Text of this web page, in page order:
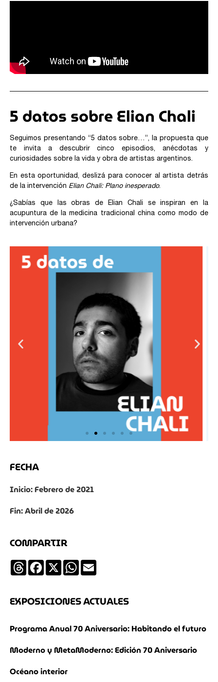
5 datos sobre Elian Chali
Seguimos presentando “5 datos sobre…”, la propuesta que
te invita a descubrir cinco episodios, anécdotas y
curiosidades sobre la vida y obra de artistas argentinos.
En esta oportunidad, deslizá para conocer al artista detrás
de la intervención Elian Chali: Plano inesperado.
¿Sabías que las obras de Elian Chali se inspiran en la
acupuntura de la medicina tradicional china como modo de
intervención urbana?
FECHA
Inicio: Febrero de 2021
Fin: Abril de 2026
COMPARTIR
ThreadsFacebook
X WhatsApp
EXPOSICIONES ACTUALES
Programa Anual 70 Aniversario: Habitando el futuro
Moderno y MetaModerno: Edición 70 Aniversario
Océano interior